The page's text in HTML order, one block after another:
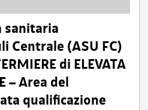
sanitaria
Centrale (ASU FC)
di ELEVATA
– Area del
qualificazione